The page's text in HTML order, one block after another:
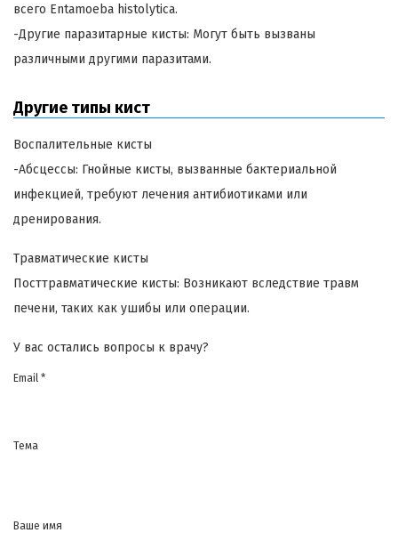
всего Entamoeba histolytica.
-Другие паразитарные кисты: Могут быть вызваны
различными другими паразитами.
Другие типы кист
Воспалительные кисты
-Абсцессы: Гнойные кисты, вызванные бактериальной
инфекцией, требуют лечения антибиотиками или
дренирования.
Травматические кисты
Посттравматические кисты: Возникают вследствие травм
печени, таких как ушибы или операции.
У вас остались вопросы к врачу?
Email *
Тема
Ваше имя